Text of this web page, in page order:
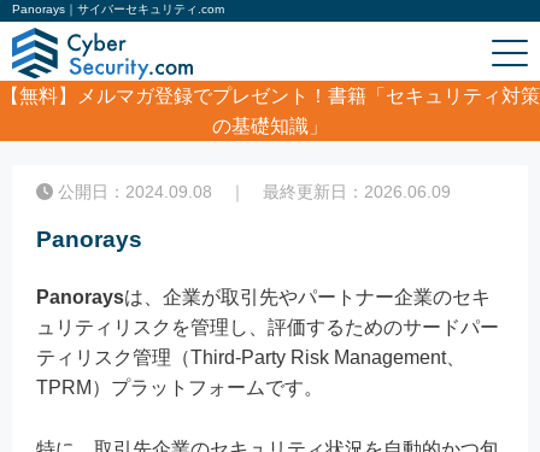
Panorays｜サイバーセキュリティ.com
【無料】
メルマガ登録でプレゼント！書籍「セキュリティ対策
の基礎知識」
Panorays
公開日：2024.09.08 ｜ 最終更新日：2026.06.09
Panorays
Panoraysは、企業が取引先やパートナー企業のセキ
ュリティリスクを管理し、評価するためのサードパー
ティリスク管理（Third-Party Risk Management、
TPRM）プラットフォームです。